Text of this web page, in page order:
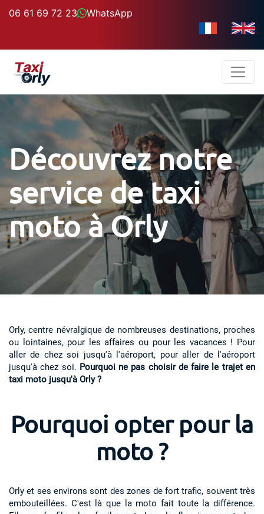
06 61 69 72 23 WhatsApp
Découvrez notre
service de taxi
moto à Orly
Orly, centre névralgique de nombreuses destinations, proches
ou lointaines, pour les affaires ou pour les vacances ! Pour
aller de chez soi jusqu'à l'aéroport, pour aller de l'aéroport
jusqu'à chez soi. Pourquoi ne pas choisir de faire le trajet en
taxi moto jusqu'à Orly ?
Pourquoi opter pour la
moto ?
Orly et ses environs sont des zones de fort trafic, souvent très
embouteillées. C'est là que la moto fait toute la différence.